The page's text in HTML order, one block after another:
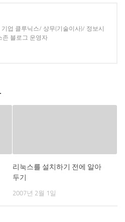
업 클루닉스/ 상무(기술이사)/ 정보시
존 블로그 운영자
리눅스를 설치하기 전에 알아
두기
2007년 2월 1일